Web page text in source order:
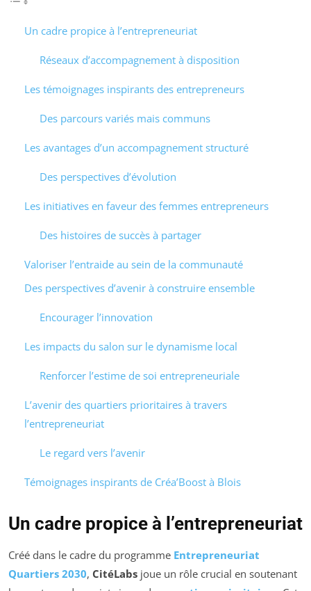
Un cadre propice à l’entrepreneuriat
Réseaux d’accompagnement à disposition
Les témoignages inspirants des entrepreneurs
Des parcours variés mais communs
Les avantages d’un accompagnement structuré
Des perspectives d’évolution
Les initiatives en faveur des femmes entrepreneurs
Des histoires de succès à partager
Valoriser l’entraide au sein de la communauté
Des perspectives d’avenir à construire ensemble
Encourager l’innovation
Les impacts du salon sur le dynamisme local
Renforcer l’estime de soi entrepreneuriale
L’avenir des quartiers prioritaires à travers
l’entrepreneuriat
Le regard vers l’avenir
Témoignages inspirants de Créa’Boost à Blois
Un cadre propice à l’entrepreneuriat
Créé dans le cadre du programme Entrepreneuriat
Quartiers 2030, CitéLabs joue un rôle crucial en soutenant